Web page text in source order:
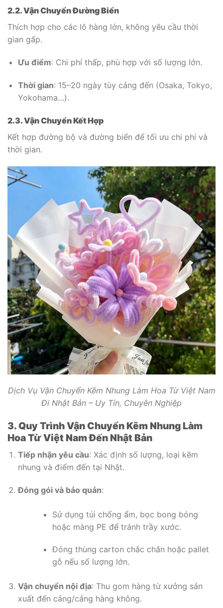
2.2. Vận Chuyển Đường Biển
Thích hợp cho các lô hàng lớn, không yêu cầu thời
gian gấp.
Ưu điểm: Chi phí thấp, phù hợp với số lượng lớn.
Thời gian: 15–20 ngày tùy cảng đến (Osaka, Tokyo,
Yokohama…).
2.3. Vận Chuyển Kết Hợp
Kết hợp đường bộ và đường biển để tối ưu chi phí và
thời gian.
Dịch Vụ Vận Chuyển Kẽm Nhung Làm Hoa Từ Việt Nam
Đi Nhật Bản – Uy Tín, Chuyên Nghiệp
3. Quy Trình Vận Chuyển Kẽm Nhung Làm
Hoa Từ Việt Nam Đến Nhật Bản
Tiếp nhận yêu cầu: Xác định số lượng, loại kẽm
nhung và điểm đến tại Nhật.
Đóng gói và bảo quản:
Sử dụng túi chống ẩm, bọc bong bóng
hoặc màng PE để tránh trầy xước.
Đóng thùng carton chắc chắn hoặc pallet
gỗ nếu số lượng lớn.
Vận chuyển nội địa: Thu gom hàng từ xưởng sản
xuất đến cảng/cảng hàng không.